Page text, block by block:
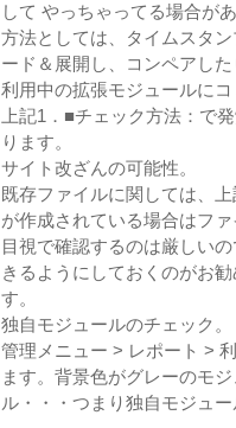
して やっちゃってる場合が
方法としては、タイムスタ
ード＆展開し、コンペアした
利用中の拡張モジュールに
上記1．■チェック方法：で
ります。
サイト改ざんの可能性。
既存ファイルに関しては、
が作成されている場合はフ
目視で確認するのは厳しい
きるようにしておくのがお
す。
独自モジュールのチェック。
管理メニュー > レポート >
ます。背景色がグレーのモ
ル・・・つまり独自モジュー